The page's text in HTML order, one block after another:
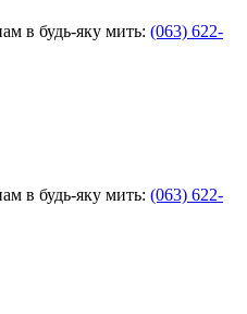
в будь-яку мить: (063) 622-
в будь-яку мить: (063) 622-